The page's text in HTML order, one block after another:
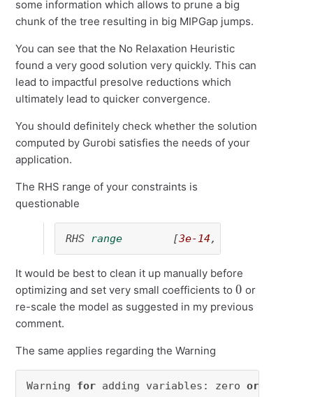
some information which allows to prune a big
chunk of the tree resulting in big MIPGap jumps.
You can see that the No Relaxation Heuristic
found a very good solution very quickly. This can
lead to impactful presolve reductions which
ultimately lead to quicker convergence.
You should definitely check whether the solution
computed by Gurobi satisfies the needs of your
application.
The RHS range of your constraints is
questionable
RHS range [3e-14,
It would be best to clean it up manually before
optimizing and set very small coefficients to
0
or
re-scale the model as suggested in my previous
comment.
The same applies regarding the Warning
Warning for adding variables: zero or